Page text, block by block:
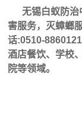
无锡白蚁防治
害服务，灭蟑螂
话:0510-
酒店餐饮、学校
院等领域。